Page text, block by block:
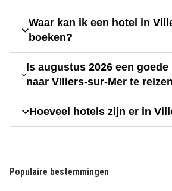
Waar kan ik een hotel in
boeken?
Is augustus 2026 een
naar Villers-sur-Mer te
Hoeveel hotels zijn er in
Populaire bestemmingen